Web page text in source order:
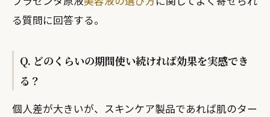
る質問に回答する。
Q. どのくらいの期間使い続ければ効果を実感でき
る？
個人差が大きいが、スキンケア製品であれば肌のター